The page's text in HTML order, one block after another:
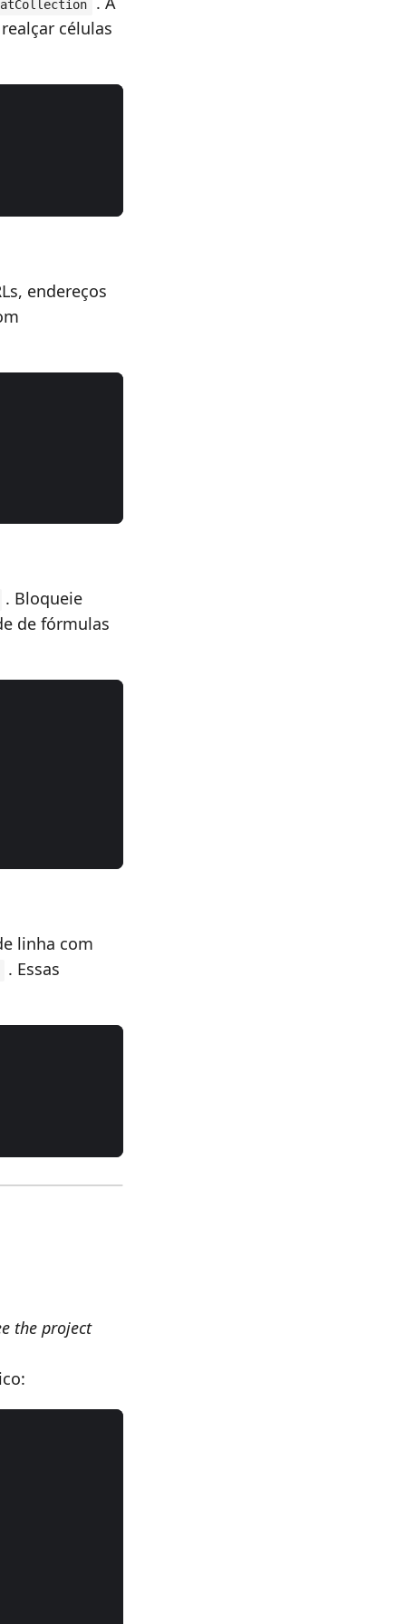
células
endereços
. Bloqueie
de fórmulas
linha com
. Essas
the project